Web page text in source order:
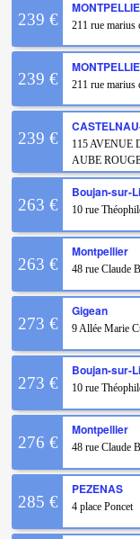
239 € 211 rue marius
239 € 211 rue marius
239 €
115 AVENUE
AUBE
263 €
Boujan-sur-
10 rue
263 €
Montpellier
48 rue Claude
273 €
Gigean
9 Allée Marie
273 €
Boujan-sur-
10 rue
276 €
Montpellier
48 rue Claude
285 €
PEZENAS
4 place Poncet